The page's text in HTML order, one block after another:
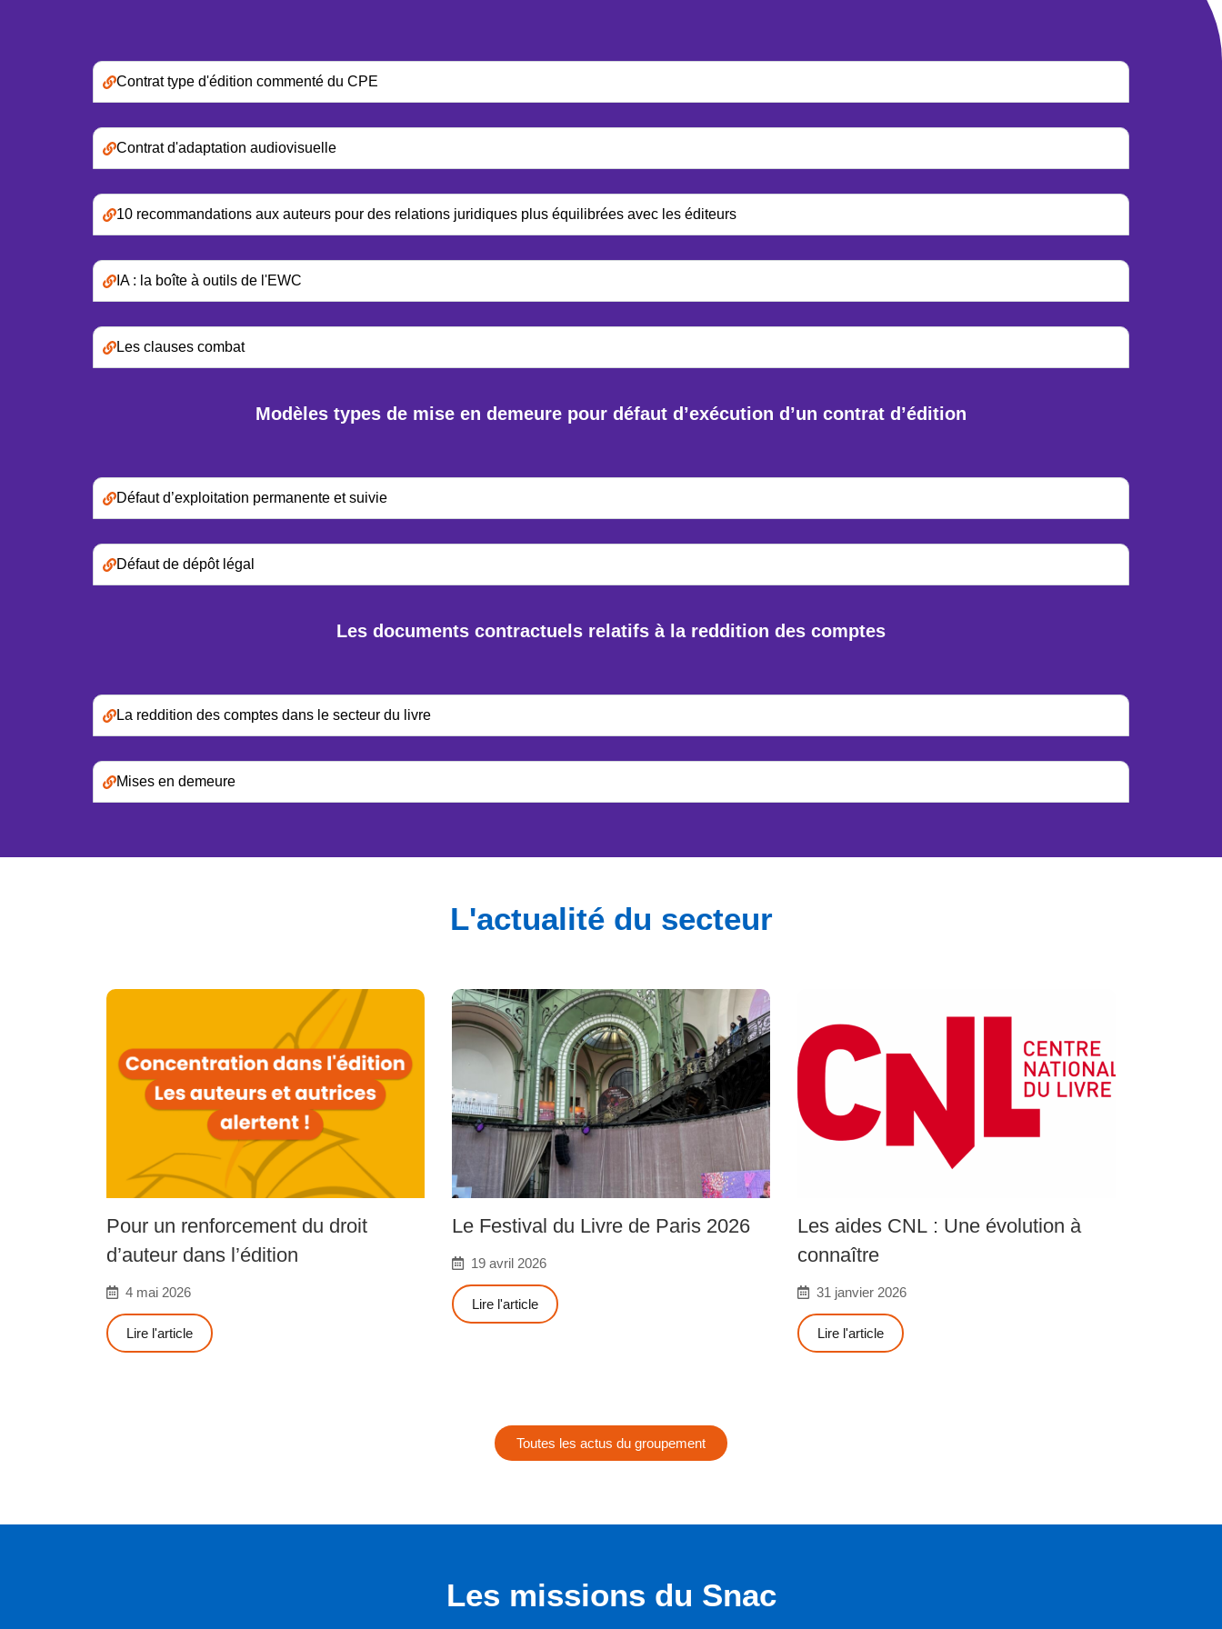
Contrat type d'édition commenté du CPE
Contrat d'adaptation audiovisuelle
10 recommandations aux auteurs pour des relations juridiques plus équilibrées avec les éditeurs
IA : la boîte à outils de l'EWC
Les clauses combat
Modèles types de mise en demeure pour défaut d’exécution d’un contrat d’édition
Défaut d’exploitation permanente et suivie
Défaut de dépôt légal
Les documents contractuels relatifs à la reddition des comptes
La reddition des comptes dans le secteur du livre
Mises en demeure
L'actualité du secteur
Pour un renforcement du droit
d’auteur dans l’édition
4 mai 2026
Lire l'article
Le Festival du Livre de Paris 2026
19 avril 2026
Lire l'article
Les aides CNL : Une évolution à
connaître
31 janvier 2026
Lire l'article
Toutes les actus du groupement
Les missions du Snac